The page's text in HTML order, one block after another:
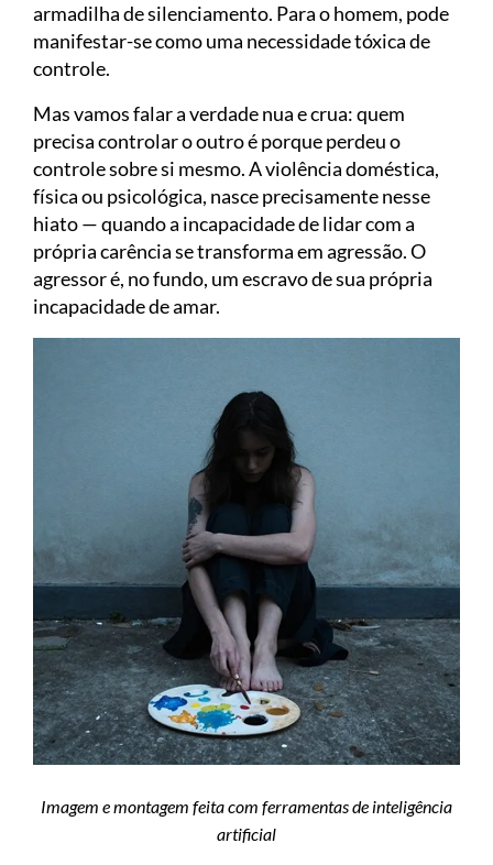
armadilha de silenciamento. Para o homem, pode
manifestar-se como uma necessidade tóxica de
controle.
Mas vamos falar a verdade nua e crua: quem
precisa controlar o outro é porque perdeu o
controle sobre si mesmo. A violência doméstica,
física ou psicológica, nasce precisamente nesse
hiato — quando a incapacidade de lidar com a
própria carência se transforma em agressão. O
agressor é, no fundo, um escravo de sua própria
incapacidade de amar.
Imagem e montagem feita com ferramentas de inteligência
artificial